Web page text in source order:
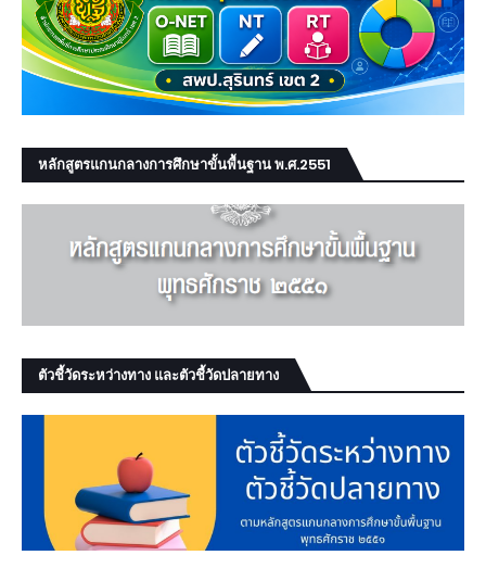
หลักสูตรแกนกลางการศึกษาขั้นพื้นฐาน พ.ศ.2551
ตัวชี้วัดระหว่างทาง และตัวชี้วัดปลายทาง